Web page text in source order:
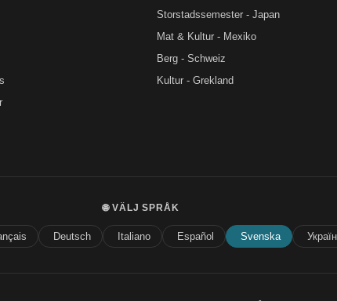
Storstadssemester - Japan
Mat & Kultur - Mexiko
Berg - Schweiz
Kultur - Grekland
🌐 VÄLJ SPRÅK
Deutsch Italiano Español Svenska